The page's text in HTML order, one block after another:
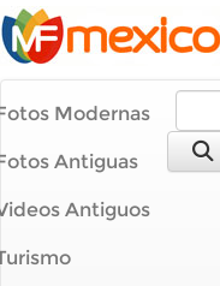
Modernas
Antiguas
Antiguos